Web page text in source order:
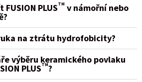
PLUSTM v námořní nebo
na ztrátu hydrofobicity?
výběru keramického povlaku
PLUSTM?